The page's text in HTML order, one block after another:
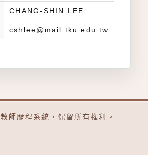
CHANG-SHIN LEE
cshlee@mail.tku.edu.tw
教師歷程系統 ，保留所有權利。